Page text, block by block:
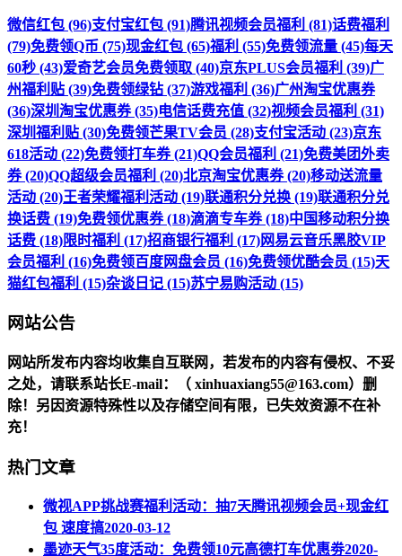
微信红包 (96)支付宝红包 (91)腾讯视频会员福利 (81)话费福利
(79)免费领Q币 (75)现金红包 (65)福利 (55)免费领流量 (45)每天
60秒 (43)爱奇艺会员免费领取 (40)京东PLUS会员福利 (39)广
州福利贴 (39)免费领绿钻 (37)游戏福利 (36)广州淘宝优惠券
(36)深圳淘宝优惠券 (35)电信话费充值 (32)视频会员福利 (31)
深圳福利贴 (30)免费领芒果TV会员 (28)支付宝活动 (23)京东
618活动 (22)免费领打车券 (21)QQ会员福利 (21)免费美团外卖
券 (20)QQ超级会员福利 (20)北京淘宝优惠券 (20)移动送流量
活动 (20)王者荣耀福利活动 (19)联通积分兑换 (19)联通积分兑
换话费 (19)免费领优惠券 (18)滴滴专车券 (18)中国移动积分换
话费 (18)限时福利 (17)招商银行福利 (17)网易云音乐黑胶VIP
会员福利 (16)免费领百度网盘会员 (16)免费领优酷会员 (15)天
猫红包福利 (15)杂谈日记 (15)苏宁易购活动 (15)
网站公告
网站所发布内容均收集自互联网，若发布的内容有侵权、不妥
之处，请联系站长E-mail：（ xinhuaxiang55@163.com）删
除！另因资源特殊性以及存储空间有限，已失效资源不在补
充！
热门文章
微视APP挑战赛福利活动：抽7天腾讯视频会员+现金红
包 速度搞2020-03-12
墨迹天气35度活动：免费领10元高德打车优惠劵2020-